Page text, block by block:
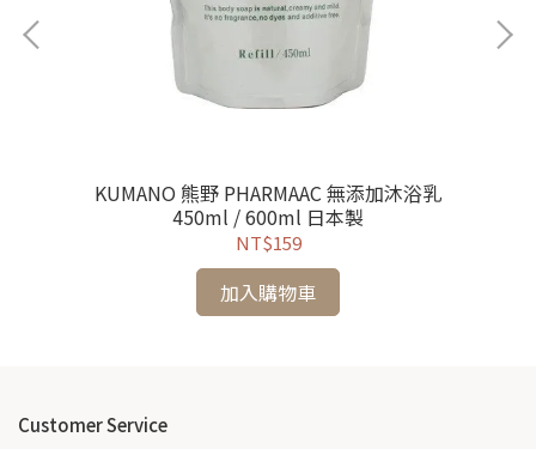
KUMANO 熊野 PHARMAAC 無添加沐浴乳
450ml / 600ml 日本製
NT$159
加入購物車
Customer Service